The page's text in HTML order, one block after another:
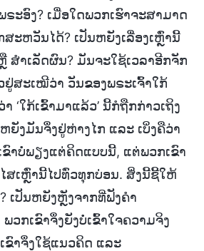
ະອົງ? ເມື່ອໃດພວກເຮົາຈະສາມາດ
ສະຫວັນໄດ້? ເປັນຫຍັງເລື່ອງເຫຼົ່ານີ້
ສຳເລັດຜົນ? ມັນຈະໃຊ້ເວລາອີກຈັກ
ສະເໝີວ່າ ວັນຂອງພຣະເຈົ້າໃກ້
‘ໃກ້ເຂົ້າມາແລ້ວ’ ນີ້ກໍຖືກກ່າວເຖິງ
ຍັງມັນຈຶ່ງຢູ່ຫ່າງໄກ ແລະ ເບິ່ງຄືວ່າ
າບໍ່ພຽງແຕ່ຄິດແບບນີ້, ແຕ່ພວກເຂົາ
ສເຫຼົ່ານີ້ໄປທົ່ວທຸກບ່ອນ. ສິ່ງນີ້ຊີ້ໃຫ້
ເປັນຫຍັງຫຼັງຈາກທີ່ຟັງຄຳ
ວກເຂົາຈຶ່ງຍັງບໍ່ເຂົ້າໃຈຄວາມຈິງ
ຂົາຈຶ່ງໃຊ້ແນວຄິດ ແລະ